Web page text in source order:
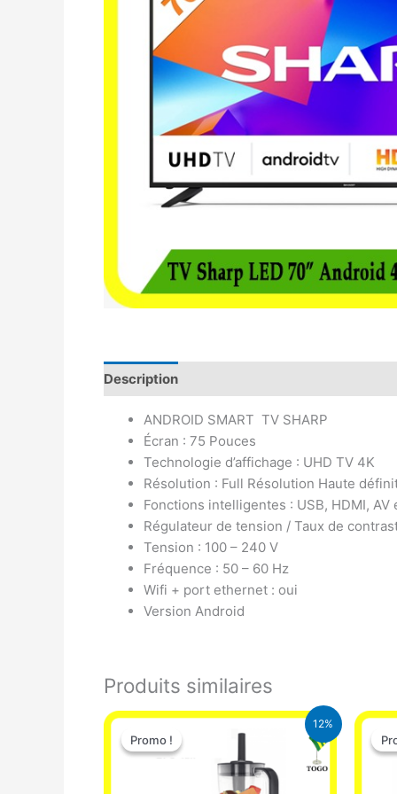
Description
ANDROID SMART TV SHARP
Écran : 75 Pouces
Technologie d’affichage : UHD TV 4K
Résolution : Full Résolution Haute
Fonctions intelligentes : USB, HDMI, AV
Régulateur de tension / Taux de
Tension : 100 – 240 V
Fréquence : 50 – 60 Hz
Wifi + port ethernet : oui
Version Android
Produits similaires
12%
Promo !
Promo !
Le
initial
25.000 CFA.
Le
prix
est :
22.000 CFA.